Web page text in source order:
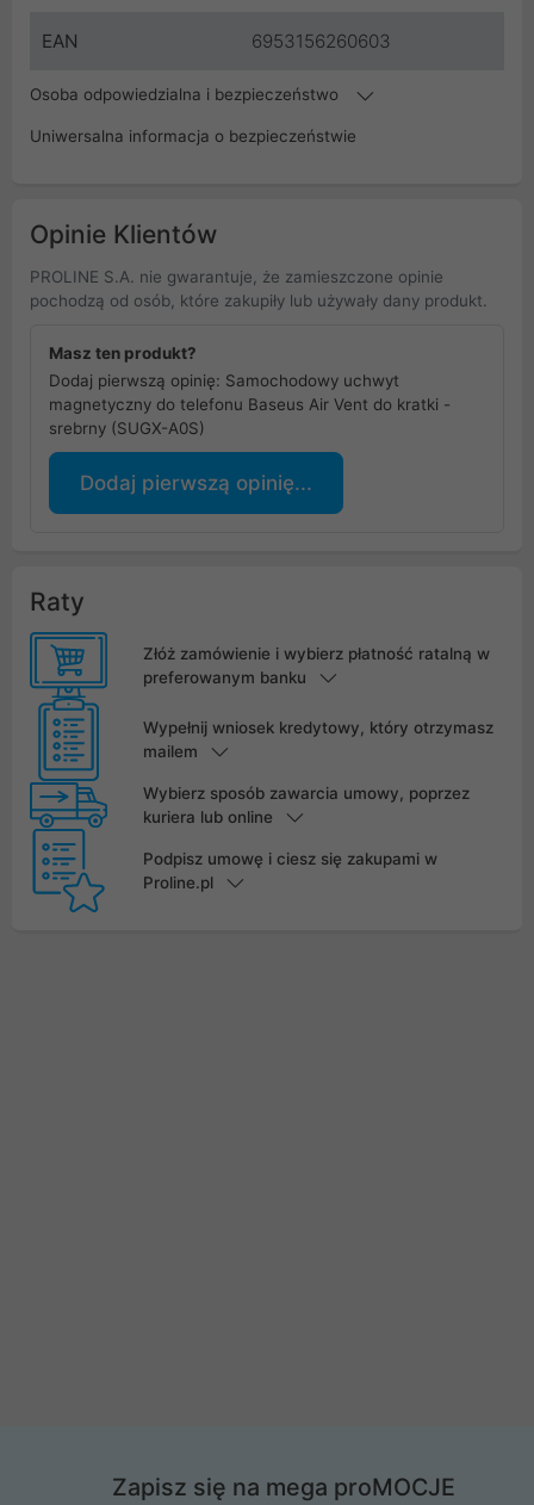
EAN 6953156260603
Osoba odpowiedzialna i bezpieczeństwo
Uniwersalna informacja o bezpieczeństwie
Opinie Klientów
PROLINE S.A. nie gwarantuje, że zamieszczone opinie
pochodzą od osób, które zakupiły lub używały dany produkt.
Masz ten produkt?
Dodaj pierwszą opinię: Samochodowy uchwyt
magnetyczny do telefonu Baseus Air Vent do kratki -
srebrny (SUGX-A0S)
Dodaj pierwszą opinię...
Raty
Złóż zamówienie i wybierz płatność ratalną w
preferowanym banku
Wypełnij wniosek kredytowy, który otrzymasz
mailem
Wybierz sposób zawarcia umowy, poprzez
kuriera lub online
Podpisz umowę i ciesz się zakupami w
Proline.pl
Zapisz się na mega proMOCJE